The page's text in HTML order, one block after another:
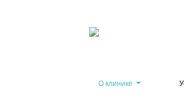
О клинике